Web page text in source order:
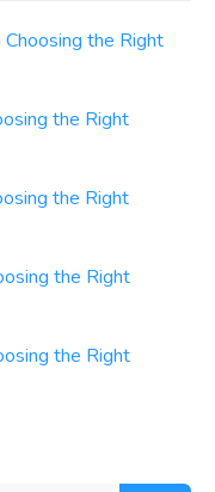
Choosing the Right
the Right
the Right
the Right
the Right